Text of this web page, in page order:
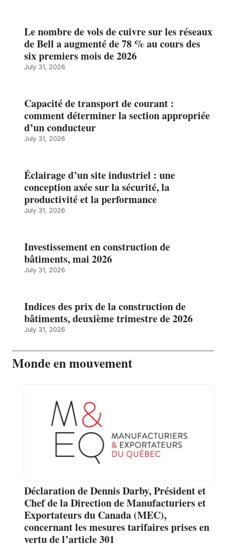
Le nombre de vols de cuivre sur les réseaux
de Bell a augmenté de 78 % au cours des
six premiers mois de 2026
July 31, 2026
Capacité de transport de courant :
comment déterminer la section appropriée
d’un conducteur
July 31, 2026
Éclairage d’un site industriel : une
conception axée sur la sécurité, la
productivité et la performance
July 31, 2026
Investissement en construction de
bâtiments, mai 2026
July 31, 2026
Indices des prix de la construction de
bâtiments, deuxième trimestre de 2026
July 31, 2026
Monde en mouvement
Déclaration de Dennis Darby, Président et
Chef de la Direction de Manufacturiers et
Exportateurs du Canada (MEC),
concernant les mesures tarifaires prises en
vertu de l’article 301